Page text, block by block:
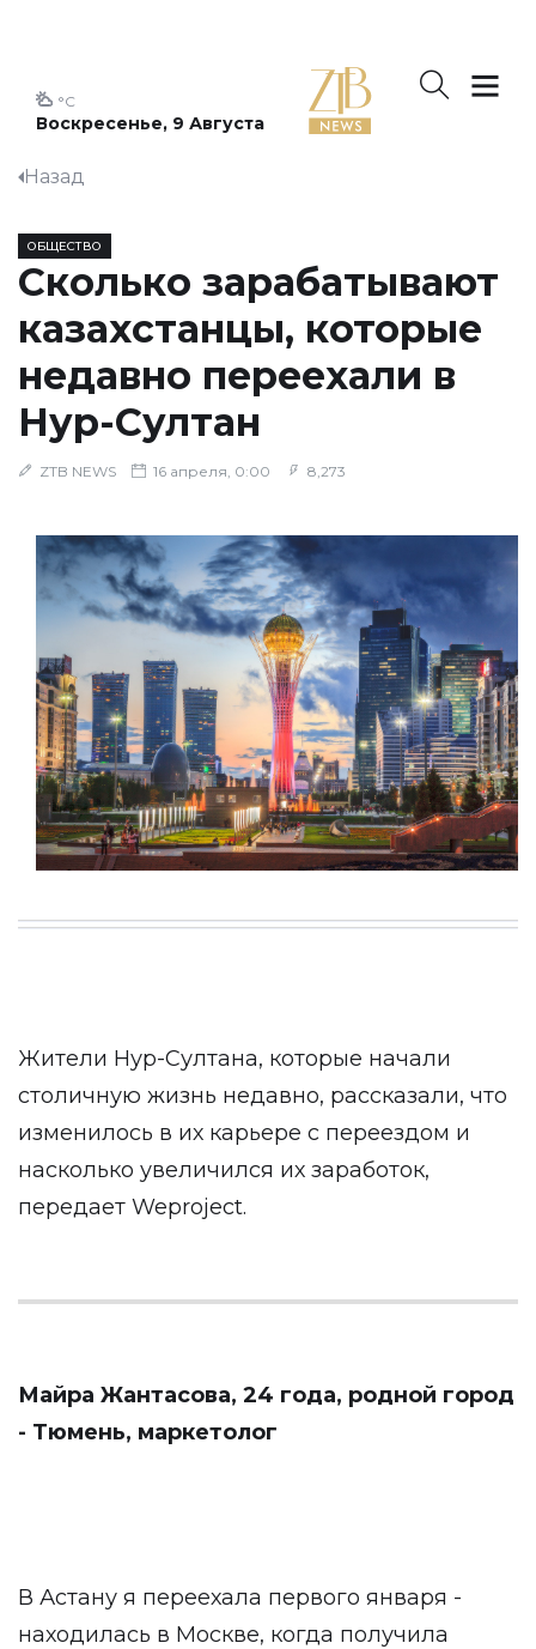
Воскресенье, 9 Августа
°C
Назад
ОБЩЕСТВО
Сколько зарабатывают
казахстанцы, которые
недавно переехали в
Нур-Султан
ZTB NEWS 16 апреля, 0:00 8,273
Жители Нур-Султана, которые начали
столичную жизнь недавно, рассказали, что
изменилось в их карьере с переездом и
насколько увеличился их заработок,
передает Weproject.
Майра Жантасова, 24 года, родной город
- Тюмень, маркетолог
В Астану я переехала первого января -
находилась в Москве, когда получила